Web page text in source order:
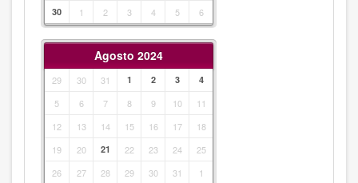
30
1 2 3 4 5 6
Agosto 2024
29 30 31 1 2 3 4
5 6 7 8 9 10
11
12
13 14 15 16 17
18
19
20 21 22 23 24
25
26
27 28 29 30 31 1